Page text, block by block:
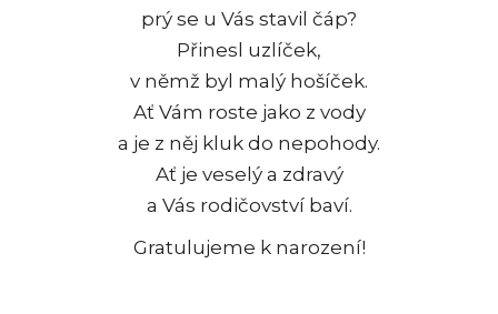
prý se u Vás stavil čáp?
Přinesl uzlíček,
v němž byl malý hošíček.
Ať Vám roste jako z vody
a je z něj kluk do nepohody.
Ať je veselý a zdravý
a Vás rodičovství baví.
Gratulujeme k narození!